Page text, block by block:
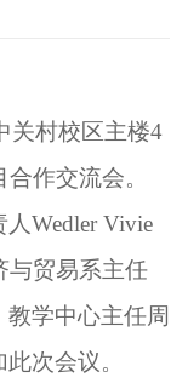
关村校区主楼4
作交流会。
Wedler Vivie
与贸易系主任
学中心主任周
次会议。